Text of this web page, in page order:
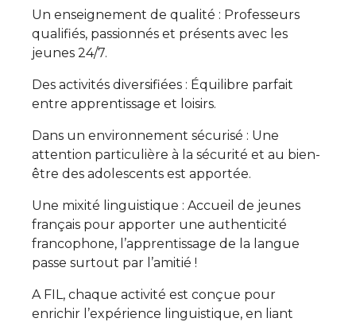
Un enseignement de qualité : Professeurs
qualifiés, passionnés et présents avec les
jeunes 24/7.
Des activités diversifiées : Équilibre parfait
entre apprentissage et loisirs.
Dans un environnement sécurisé : Une
attention particulière à la sécurité et au bien-
être des adolescents est apportée.
Une mixité linguistique : Accueil de jeunes
français pour apporter une authenticité
francophone, l’apprentissage de la langue
passe surtout par l’amitié !
A FIL, chaque activité est conçue pour
enrichir l’expérience linguistique, en liant